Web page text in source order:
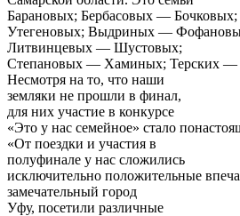
Барановых; Бербасовых —
Утегеновых; Выдриных —
Литвинцевых — Шустовых;
Степановых — Хаминых; Терских
Несмотря на то, что наши
земляки не прошли в финал,
для них участие в конкурсе
«Это у нас семейное» стало
«От поездки и участия в
полуфинале у нас сложились
исключительно положительные
замечательный город
Уфу, посетили различные